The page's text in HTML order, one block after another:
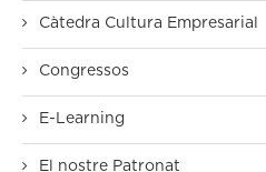
Càtedra Cultura Empresarial
Congressos
E-Learning
El nostre Patronat